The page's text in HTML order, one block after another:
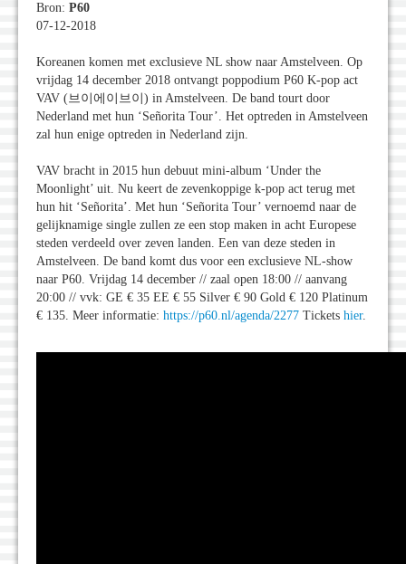
Bron: P60
07-12-2018
Koreanen komen met exclusieve NL show naar Amstelveen. Op
vrijdag 14 december 2018 ontvangt poppodium P60 K-pop act
VAV (브이에이브이) in Amstelveen. De band tourt door
Nederland met hun ‘Señorita Tour’. Het optreden in Amstelveen
zal hun enige optreden in Nederland zijn.
VAV bracht in 2015 hun debuut mini-album ‘Under the
Moonlight’ uit. Nu keert de zevenkoppige k-pop act terug met
hun hit ‘Señorita’. Met hun ‘Señorita Tour’ vernoemd naar de
gelijknamige single zullen ze een stop maken in acht Europese
steden verdeeld over zeven landen. Een van deze steden in
Amstelveen. De band komt dus voor een exclusieve NL-show
naar P60. Vrijdag 14 december // zaal open 18:00 // aanvang
20:00 // vvk: GE € 35 EE € 55 Silver € 90 Gold € 120 Platinum
€ 135. Meer informatie: https://p60.nl/agenda/2277 Tickets hier.